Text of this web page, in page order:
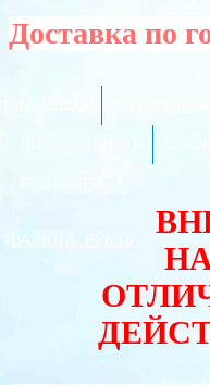
Доставка по
ВАЛЮТА: